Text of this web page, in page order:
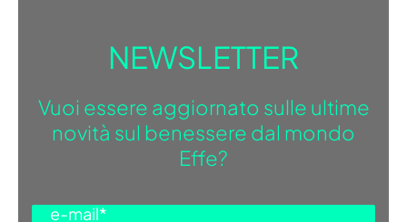
NEWSLETTER
Vuoi essere aggiornato sulle ultime
novità sul benessere dal mondo
Effe?